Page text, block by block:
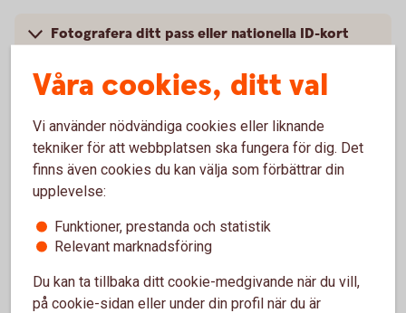
Fotografera ditt pass eller nationella ID-kort
Logga in med säkerhetsdosa
Hjälp med BankID?
Vi guidar dig!
Ring 0771-97 75 12
Våra cookies, ditt val
Vi använder nödvändiga cookies eller liknande
tekniker för att webbplatsen ska fungera för dig. Det
finns även cookies du kan välja som förbättrar din
upplevelse:
Funktioner, prestanda och statistik
Relevant marknadsföring
Du kan ta tillbaka ditt cookie-medgivande när du vill,
på cookie-sidan eller under din profil när du är